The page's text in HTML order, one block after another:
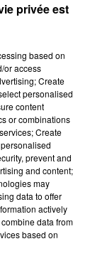
un regard
jeudi à
privée est
based on
or access
Create
personalised
content
or combinations
Create
prevent and
and content;
may
data to offer
actively
data from
based on